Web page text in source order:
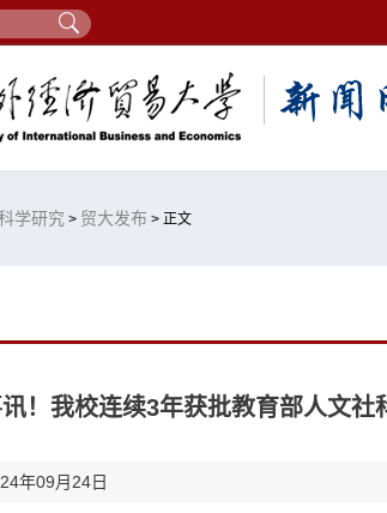
学研究 > 贸大发布 > 正文
！我校连续3年获批教育部人文社
年09月24日